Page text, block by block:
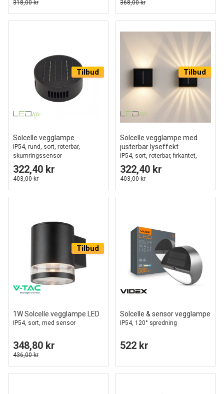
318,00 kr 368,00 kr
Tilbud
Solcelle vegglampe
IP54, rund, sort, roterbar,
skumringssensor
322,40 kr
403,00 kr
Tilbud
Solcelle vegglampe med
justerbar lyseffekt
IP54, sort, roterbar, firkantet,
skumringssensor
322,40 kr
403,00 kr
Tilbud
1W Solcelle vegglampe LED
IP54, sort, med sensor
348,80 kr
436,00 kr
Solcelle & sensor vegglampe
IP54, 120° spredning
522 kr